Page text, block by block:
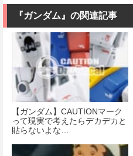
ケール プラモ
デル
価格：¥11,000
アリア
スケー
デル
価格
『ガンダム』の関連記事
【ガンダム】CAUTIONマーク
って現実で考えたらデカデカと
貼らないよな…